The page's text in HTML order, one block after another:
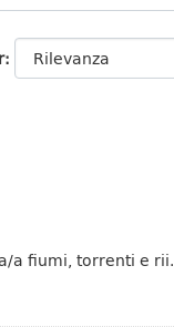
a fiumi, torrenti e rii.